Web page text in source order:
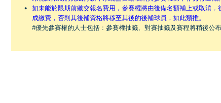
如未能於限期前繳交報名費用，參賽權將由後備名額補上或取消
成繳費，否則其後補資格將移至其後的後補球員，如此類推。
#優先參賽權的人士包括：參賽權抽籤、對賽抽籤及賽程將稍後公